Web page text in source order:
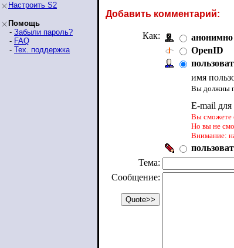
Настроить S2
Помощь
- Забыли пароль?
- FAQ
- Тех. поддержка
Добавить комментарий:
Как: анонимно
OpenID
имя
Вы должны
E-mail для
Вы сможете
Но вы не
Внимание:
Тема:
Сообщение: